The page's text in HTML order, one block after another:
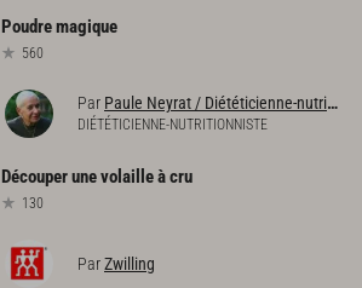
Poudremagique
560
Par Paule Neyrat / Diététicienne-nutritionniste
DIÉTÉTICIENNE-NUTRITIONNISTE
Découperunevolailleàcru
130
ParZwilling